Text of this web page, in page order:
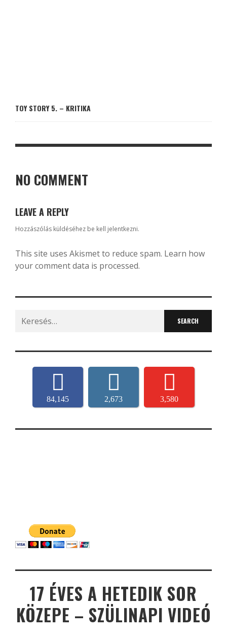
TOY STORY 5. – KRITIKA
NO COMMENT
LEAVE A REPLY
Hozzászólás küldéséhez be kell jelentkezni.
This site uses Akismet to reduce spam. Learn how
your comment data is processed.
Search
for:
84,145 2,673 3,580
17 ÉVES A HETEDIK SOR
KÖZEPE – SZÜLINAPI VIDEÓ